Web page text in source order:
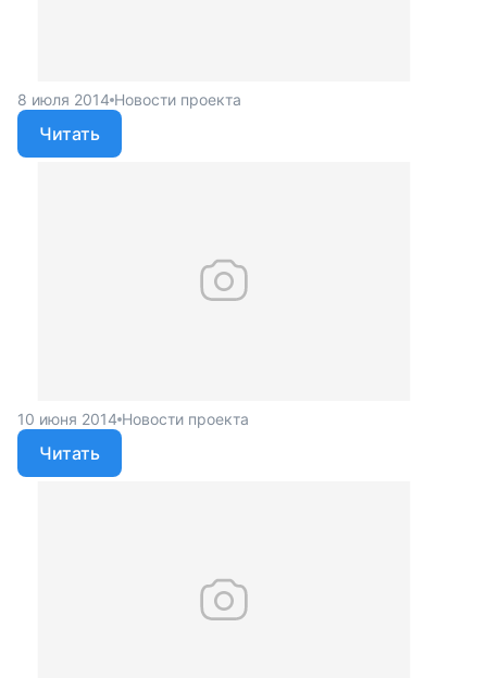
8 июля 2014 Новости проекта
Читать
10 июня 2014 Новости проекта
Читать